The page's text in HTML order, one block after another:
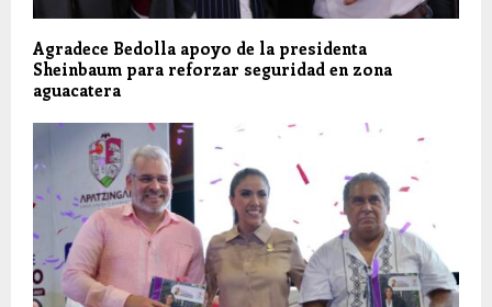
Agradece Bedolla apoyo de la presidenta
Sheinbaum para reforzar seguridad en zona
aguacatera